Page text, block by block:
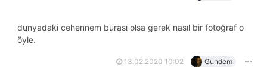
dünyadaki cehennem burası olsa gerek nasıl bir fotoğraf o
öyle.
13.02.2020 10:02 Gundem